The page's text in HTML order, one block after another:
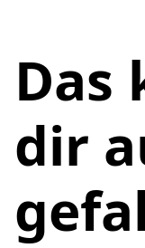
Das
dir